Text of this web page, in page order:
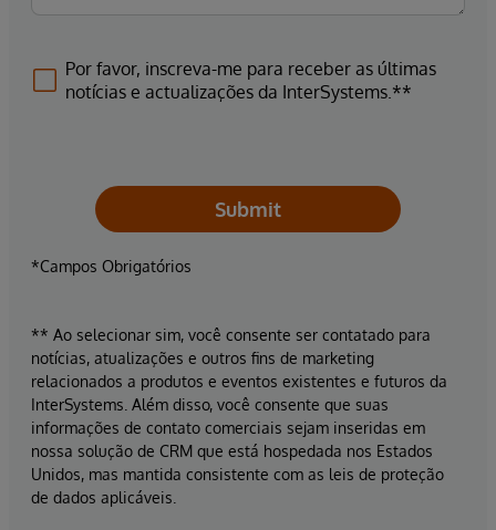
Por favor, inscreva-me para receber as últimas
notícias e actualizações da InterSystems.**
Submit
*Campos Obrigatórios
** Ao selecionar sim, você consente ser contatado para
notícias, atualizações e outros fins de marketing
relacionados a produtos e eventos existentes e futuros da
InterSystems. Além disso, você consente que suas
informações de contato comerciais sejam inseridas em
nossa solução de CRM que está hospedada nos Estados
Unidos, mas mantida consistente com as leis de proteção
de dados aplicáveis.